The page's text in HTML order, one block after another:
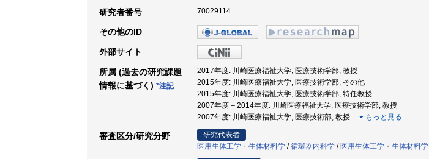
研究者番号 70029114
その他のID
外部サイト
所属 (過去の研究課題
情報に基づく) *注記
2017年度: 川崎医療福祉大学, 医療技術学部, 教授
2015年度: 川崎医療福祉大学, 医療技術学部, その他
2015年度: 川崎医療福祉大学, 医療技術学部, 特任教授
2007年度 – 2014年度: 川崎医療福祉大学, 医療技術学部, 教授
2007年度: 川崎医療福祉大学, 医療技術部, 教授 … もっと見る
審査区分/研究分野
研究代表者
医用生体工学・生体材料学 /循環器内科学 / 医用生体工学・生体材料学